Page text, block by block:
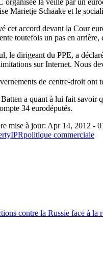
la veille par un
Marietje Schaake et le
cet accord devant la Cour
toutefois un pas en
le dirigeant du PPE, a
sur Internet. Nous
de centre-droit
a quant à lui fait
34 eurodéputés.
mise à jour: Apr 14, 2012 -
IPRpolitique commerciale
contre la Russie face à la